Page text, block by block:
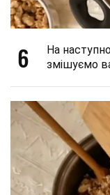
6
На
змішуємо